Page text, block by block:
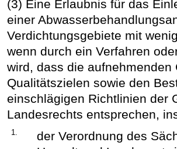
(3) Eine Erlaubnis für das
einer
Verdichtungsgebiete mit
wenn durch ein Verfahren
wird, dass die
Qualitätszielen sowie den
einschlägigen Richtlinien der
Landesrechts entsprechen,
1.
der Verordnung des